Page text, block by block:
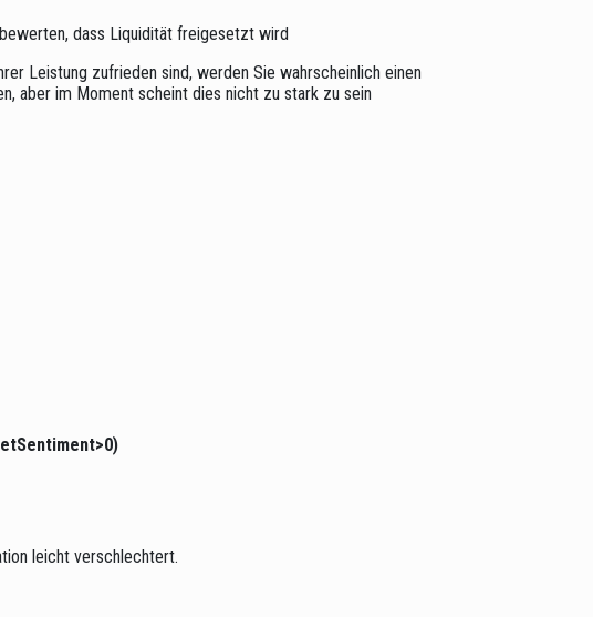
dass Liquidität freigesetzt wird
Leistung zufrieden sind, werden Sie wahrscheinlich einen
aber im Moment scheint dies nicht zu stark zu sein
leicht verschlechtert.